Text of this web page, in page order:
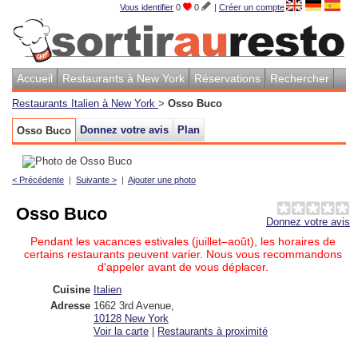
Vous identifier 0 0 | Créer un compte
Accueil Restaurants à New York Réservations Rechercher
Restaurants Italien à New York > Osso Buco
Osso Buco Donnez votre avis Plan
< Précédente | Suivante > | Ajouter une photo
Donnez votre avis
Osso Buco
Pendant les vacances estivales (juillet–août), les horaires de
certains restaurants peuvent varier. Nous vous recommandons
d'appeler avant de vous déplacer.
Cuisine Italien
Adresse 1662 3rd Avenue
10128 New York
Voir la carte
Restaurants à proximité